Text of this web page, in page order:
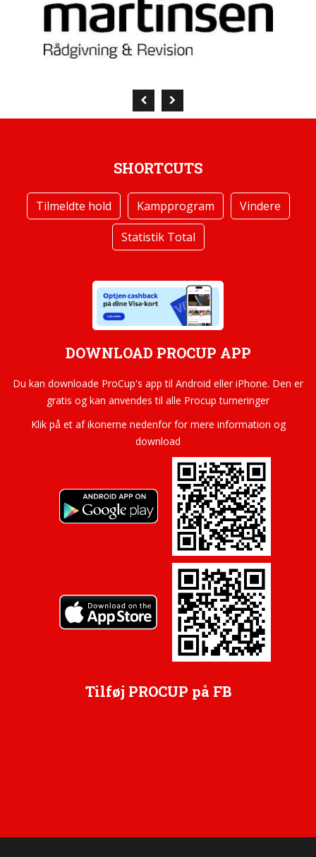
SHORTCUTS
Tilmeldte hold Kampprogram
Vindere
Statistik Total
DOWNLOAD PROCUP APP
Du kan downloade ProCup's app til Android eller iPhone. Den er
gratis og kan anvendes til alle Procup turneringer
Klik på et af ikonerne nedenfor for mere information og
download
Tilføj PROCUP på FB